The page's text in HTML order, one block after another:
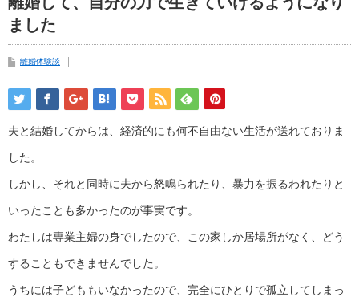
ました
離婚体験談
夫と結婚してからは、経済的にも何不自由ない生活が送れておりま
した。
しかし、それと同時に夫から怒鳴られたり、暴力を振るわれたりと
いったことも多かったのが事実です。
わたしは専業主婦の身でしたので、この家しか居場所がなく、どう
することもできませんでした。
うちには子どももいなかったので、完全にひとりで孤立してしまっ